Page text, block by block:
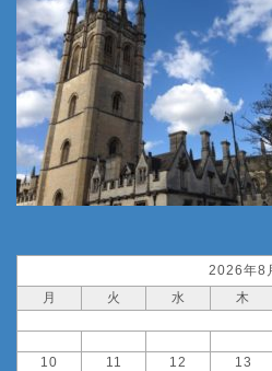
2026年8
月
火 水 木
10
11 12 13